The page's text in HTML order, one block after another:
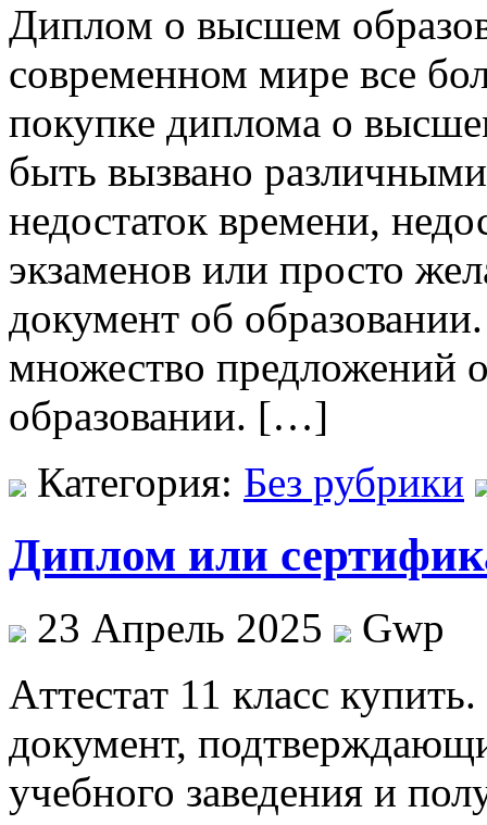
Диплoм o высшeм
современном мире все
покупке диплома о
быть вызвано
недостаток времени,
экзаменов или просто
документ об
множество предложений
образовании. […]
Категория: Без рубрики
Диплом или
23 Апрель 2025
Gwp
Aттeстaт 11 клaсс
документ,
учебного заведения и